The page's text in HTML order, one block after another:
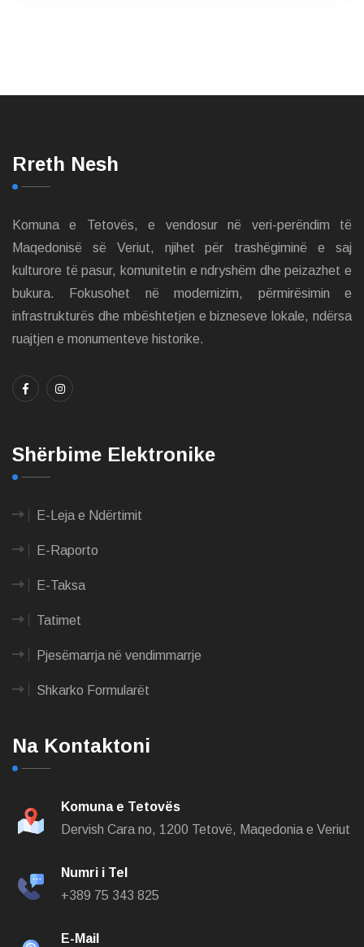
Rreth Nesh
Komuna e Tetovës, e vendosur në veri-perëndim të
Maqedonisë së Veriut, njihet për trashëgiminë e saj
kulturore të pasur, komunitetin e ndryshëm dhe peizazhet e
bukura. Fokusohet në modernizim, përmirësimin e
infrastrukturës dhe mbështetjen e bizneseve lokale, ndërsa
ruajtjen e monumenteve historike.
Shërbime Elektronike
E-Leja e Ndërtimit
E-Raporto
E-Taksa
Tatimet
Pjesëmarrja në vendimmarrje
Shkarko Formularët
Na Kontaktoni
Komuna e Tetovës
Dervish Cara no, 1200 Tetovë, Maqedonia e Veriut
Numri i Tel
+389 75 343 825
E-Mail